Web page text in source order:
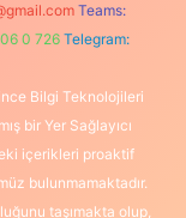
Teams:
0 726 Telegram:
Bilgi Teknolojileri
bir Yer Sağlayıcı
içerikleri proaktif
bulunmamaktadır.
taşımakta olup,